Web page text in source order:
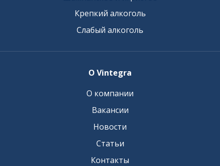
Крепкий алкоголь
Слабый алкоголь
О Vintegra
О компании
Вакансии
Новости
Статьи
Контакты